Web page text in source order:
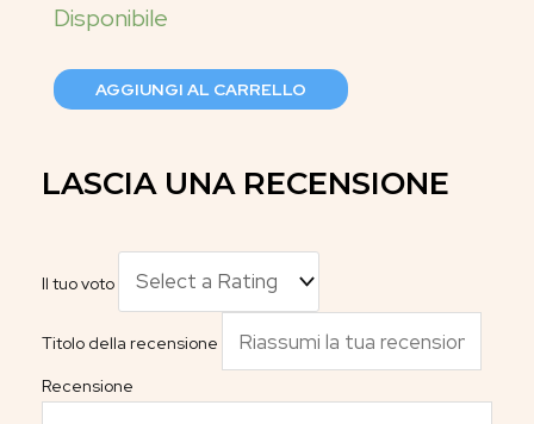
AGGIUNGI AL CARRELLO
LASCIA UNA RECENSIONE
Il tuo voto
Titolo della recensione
Recensione